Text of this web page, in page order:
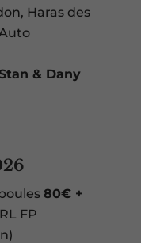
Haras des
& Dany
80€ +
FP